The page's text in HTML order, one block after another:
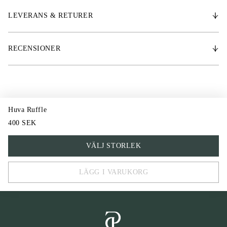
LEVERANS & RETURER
RECENSIONER
Huva Ruffle
400 SEK
VÄLJ STORLEK
COB
PONY
LÄGG I VARUKORG